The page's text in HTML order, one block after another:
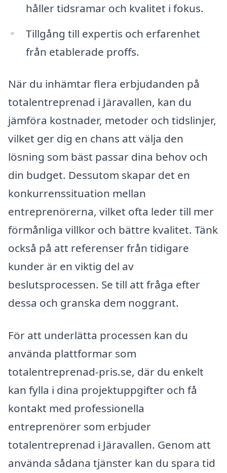
håller tidsramar och kvalitet i fokus.
Tillgång till expertis och erfarenhet
från etablerade proffs.
När du inhämtar flera erbjudanden på
totalentreprenad i Järavallen, kan du
jämföra kostnader, metoder och tidslinjer,
vilket ger dig en chans att välja den
lösning som bäst passar dina behov och
din budget. Dessutom skapar det en
konkurrenssituation mellan
entreprenörerna, vilket ofta leder till mer
förmånliga villkor och bättre kvalitet. Tänk
också på att referenser från tidigare
kunder är en viktig del av
beslutsprocessen. Se till att fråga efter
dessa och granska dem noggrant.
För att underlätta processen kan du
använda plattformar som
totalentreprenad-pris.se, där du enkelt
kan fylla i dina projektuppgifter och få
kontakt med professionella
entreprenörer som erbjuder
totalentreprenad i Järavallen. Genom att
använda sådana tjänster kan du spara tid